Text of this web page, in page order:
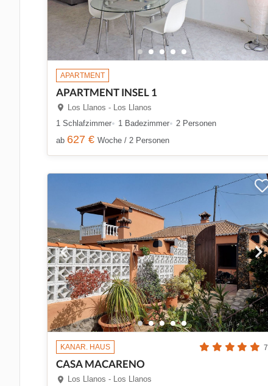
APARTMENT
APARTMENT INSEL 1
Los Llanos - Los Llanos
1 Schlafzimmer
1 Badezimmer
2 Personen
ab 627 € Woche / 2 Personen
KANAR. HAUS 7
CASA MACARENO
Los Llanos - Los Llanos